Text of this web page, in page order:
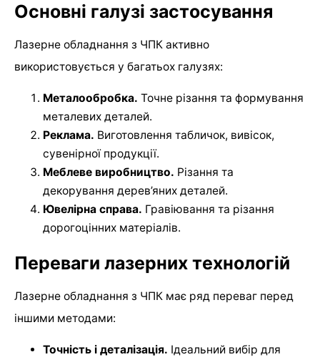
Основні галузі застосування
Лазерне обладнання з ЧПК активно
використовується у багатьох галузях:
Металообробка. Точне різання та формування
металевих деталей.
Реклама. Виготовлення табличок, вивісок,
сувенірної продукції.
Меблеве виробництво. Різання та
декорування дерев’яних деталей.
Ювелірна справа. Гравіювання та різання
дорогоцінних матеріалів.
Переваги лазерних технологій
Лазерне обладнання з ЧПК має ряд переваг перед
іншими методами:
Точність і деталізація. Ідеальний вибір для